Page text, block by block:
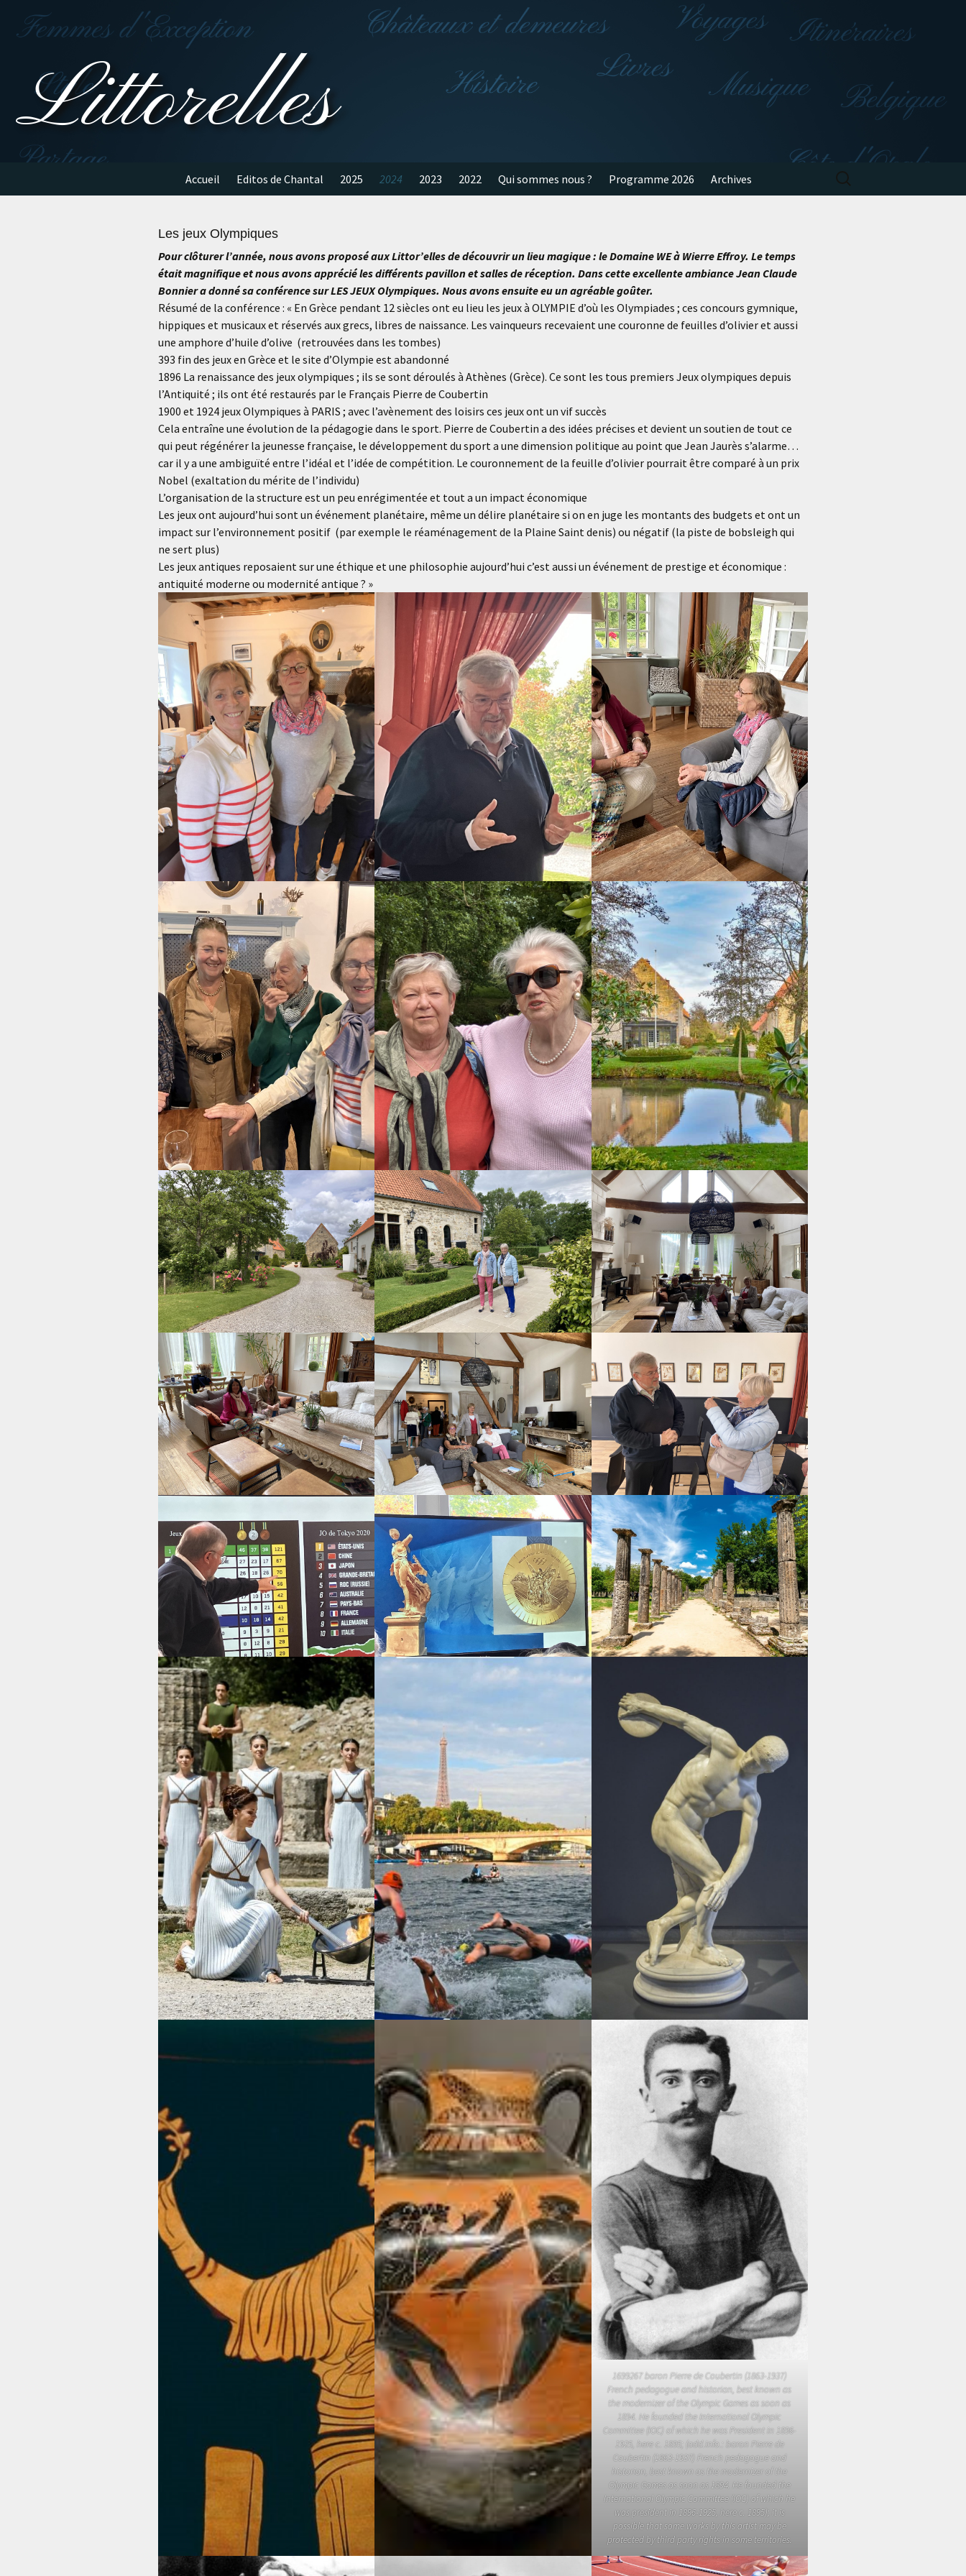
Littorelles
Accueil Editos de Chantal 2025 2024 2023 2022 Qui sommes nous ? Programme 2026 Archives
Rechercher :
Les jeux Olympiques
Pour clôturer l’année, nous avons proposé aux Littor’elles de découvrir un lieu magique : le Domaine WE à Wierre Effroy. Le temps
était magnifique et nous avons apprécié les différents pavillon et salles de réception. Dans cette excellente ambiance Jean Claude
Bonnier a donné sa conférence sur LES JEUX Olympiques. Nous avons ensuite eu un agréable goûter.
Résumé de la conférence : « En Grèce pendant 12 siècles ont eu lieu les jeux à OLYMPIE d’où les Olympiades ; ces concours gymnique,
hippiques et musicaux et réservés aux grecs, libres de naissance. Les vainqueurs recevaient une couronne de feuilles d’olivier et aussi
une amphore d’huile d’olive (retrouvées dans les tombes)
393 fin des jeux en Grèce et le site d’Olympie est abandonné
1896 La renaissance des jeux olympiques ; ils se sont déroulés à Athènes (Grèce). Ce sont les tous premiers Jeux olympiques depuis
l’Antiquité ; ils ont été restaurés par le Français Pierre de Coubertin
1900 et 1924 jeux Olympiques à PARIS ; avec l’avènement des loisirs ces jeux ont un vif succès
Cela entraîne une évolution de la pédagogie dans le sport. Pierre de Coubertin a des idées précises et devient un soutien de tout ce
qui peut régénérer la jeunesse française, le développement du sport a une dimension politique au point que Jean Jaurès s’alarme…
car il y a une ambiguïté entre l’idéal et l’idée de compétition. Le couronnement de la feuille d’olivier pourrait être comparé à un prix
Nobel (exaltation du mérite de l’individu)
L’organisation de la structure est un peu enrégimentée et tout a un impact économique
Les jeux ont aujourd’hui sont un événement planétaire, même un délire planétaire si on en juge les montants des budgets et ont un
impact sur l’environnement positif (par exemple le réaménagement de la Plaine Saint denis) ou négatif (la piste de bobsleigh qui
ne sert plus)
Les jeux antiques reposaient sur une éthique et une philosophie aujourd’hui c’est aussi un événement de prestige et économique :
antiquité moderne ou modernité antique ? »
1699267 baron Pierre de Coubertin (1863-1937)
French pedagogue and historian, best known as
the modernizer of the Olympic Games as soon as
1894. He founded the International Olympic
Committee (IOC) of which he was President in 1896-
1925, here c. 1895; (add.info.: baron Pierre de
Coubertin (1863-1937) French pedagogue and
historian, best known as the modernizer of the
Olympic Games as soon as 1894. He founded the
International Olympic Committee (IOC) of which he
was president in 1896-1925, here c. 1895); it is
possible that some works by this artist may be
protected by third party rights in some territories.